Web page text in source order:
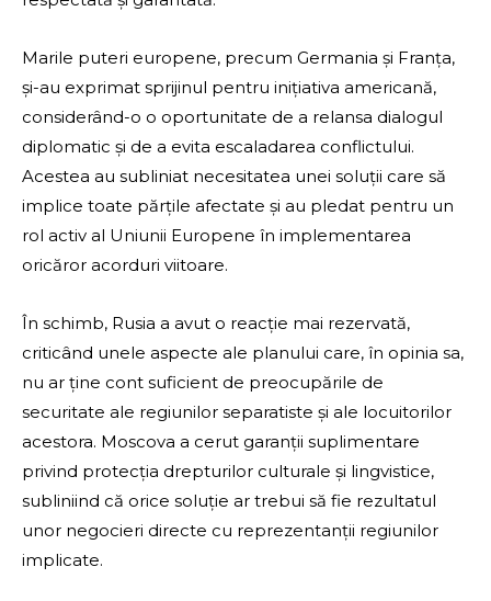
Marile puteri europene, precum Germania și Franța,
și-au exprimat sprijinul pentru inițiativa americană,
considerând-o o oportunitate de a relansa dialogul
diplomatic și de a evita escaladarea conflictului.
Acestea au subliniat necesitatea unei soluții care să
implice toate părțile afectate și au pledat pentru un
rol activ al Uniunii Europene în implementarea
oricăror acorduri viitoare.
În schimb, Rusia a avut o reacție mai rezervată,
criticând unele aspecte ale planului care, în opinia sa,
nu ar ține cont suficient de preocupările de
securitate ale regiunilor separatiste și ale locuitorilor
acestora. Moscova a cerut garanții suplimentare
privind protecția drepturilor culturale și lingvistice,
subliniind că orice soluție ar trebui să fie rezultatul
unor negocieri directe cu reprezentanții regiunilor
implicate.